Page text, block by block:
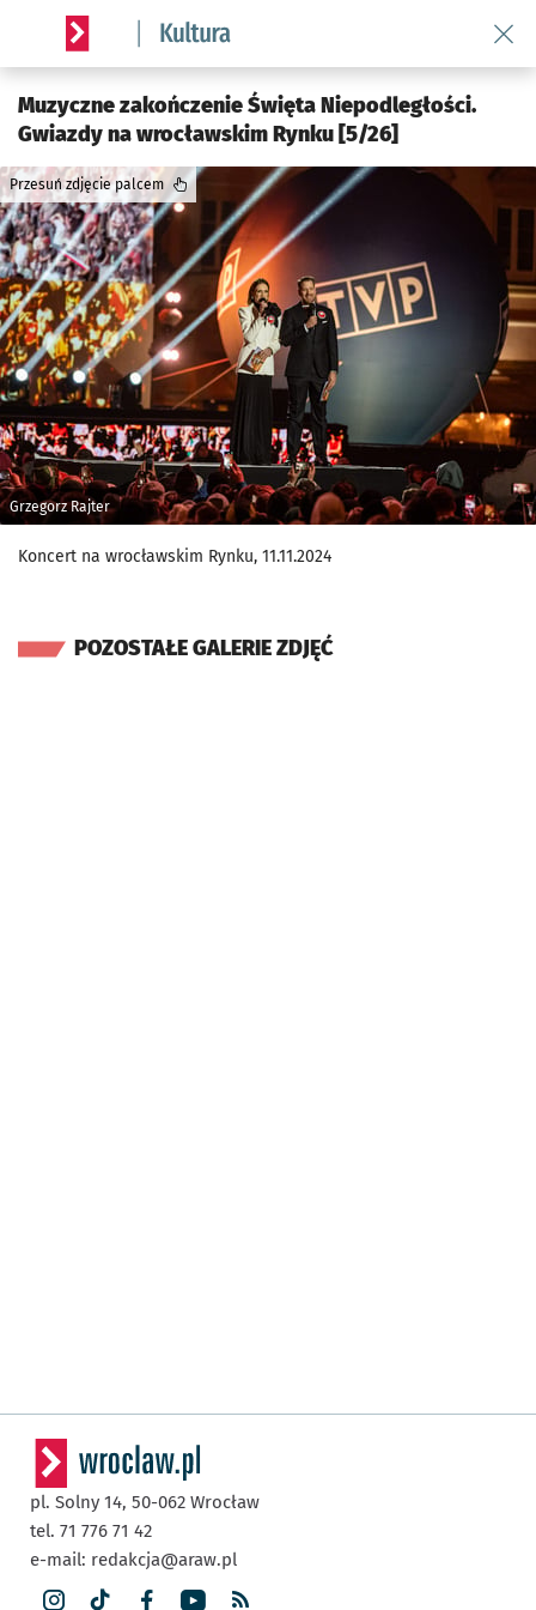
Serwis informacyjny wroclaw.pl podserwis: Kultura
Muzyczne zakończenie Święta Niepodległości.
Gwiazdy na wrocławskim Rynku [5/26]
Grzegorz Rajter
Przesuń zdjęcie palcem
Koncert na wrocławskim Rynku, 11.11.2024
POZOSTAŁE GALERIE ZDJĘĆ
pl. Solny 14, 50-062 Wrocław
tel. 71 776 71 42
e-mail: redakcja@araw.pl